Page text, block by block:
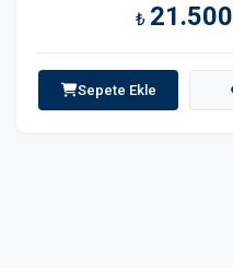
₺ 21.500
Sepete Ekle